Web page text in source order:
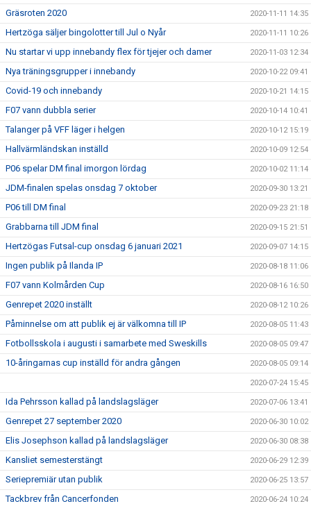
Gräsroten 2020 2020-11-11 14:35
Hertzöga säljer bingolotter till Jul o Nyår 2020-11-11 10:26
Nu startar vi upp innebandy flex för tjejer och damer 2020-11-03 12:34
Nya träningsgrupper i innebandy 2020-10-22 09:41
Covid-19 och innebandy 2020-10-21 14:15
F07 vann dubbla serier 2020-10-14 10:41
Talanger på VFF läger i helgen 2020-10-12 15:19
Hallvärmländskan inställd 2020-10-09 12:54
P06 spelar DM final imorgon lördag 2020-10-02 11:14
JDM-finalen spelas onsdag 7 oktober 2020-09-30 13:21
P06 till DM final 2020-09-23 21:18
Grabbarna till JDM final 2020-09-15 21:51
Hertzögas Futsal-cup onsdag 6 januari 2021 2020-09-07 14:15
Ingen publik på Ilanda IP 2020-08-18 11:06
F07 vann Kolmården Cup 2020-08-16 16:50
Genrepet 2020 inställt 2020-08-12 10:26
Påminnelse om att publik ej är välkomna till IP 2020-08-05 11:43
Fotbollsskola i augusti i samarbete med Sweskills 2020-08-05 09:47
10-åringarnas cup inställd för andra gången 2020-08-05 09:14
2020-07-24 15:45
Ida Pehrsson kallad på landslagsläger 2020-07-06 13:41
Genrepet 27 september 2020 2020-06-30 10:02
Elis Josephson kallad på landslagsläger 2020-06-30 08:38
Kansliet semesterstängt 2020-06-29 12:39
Seriepremiär utan publik 2020-06-25 13:57
Tackbrev från Cancerfonden 2020-06-24 10:24